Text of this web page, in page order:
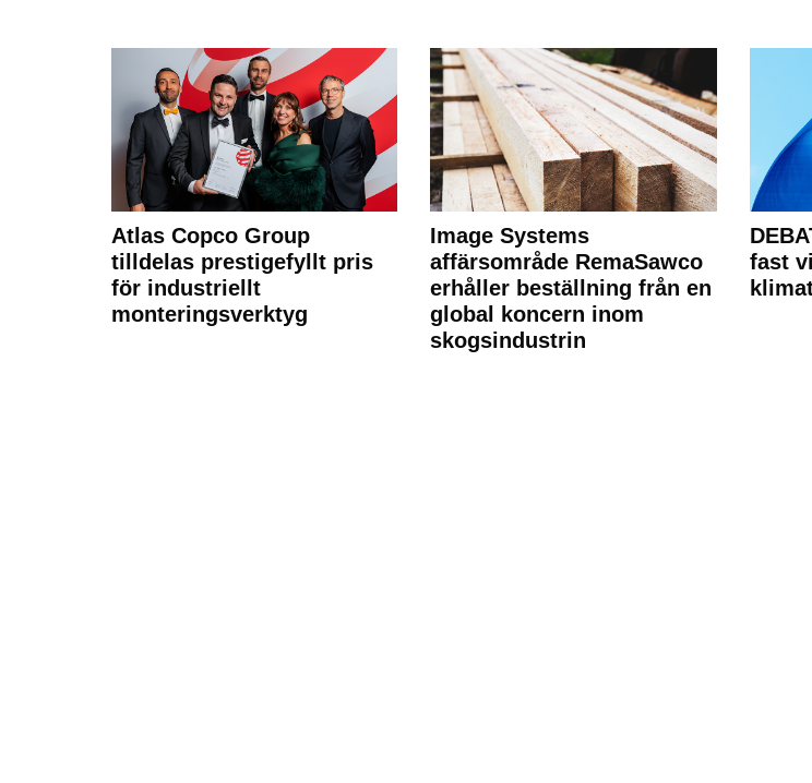
Atlas Copco Group
tilldelas prestigefyllt pris
för industriellt
monteringsverktyg
Image Systems
affärsområde RemaSawco
erhåller beställning från en
global koncern inom
skogsindustrin
fast